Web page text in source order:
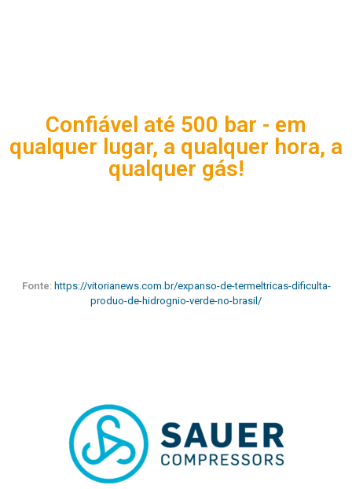
Confiável até 500 bar - em
qualquer lugar, a qualquer hora, a
qualquer gás!
Fonte: https://vitorianews.com.br/expanso-de-termeltricas-dificulta-
produo-de-hidrognio-verde-no-brasil/